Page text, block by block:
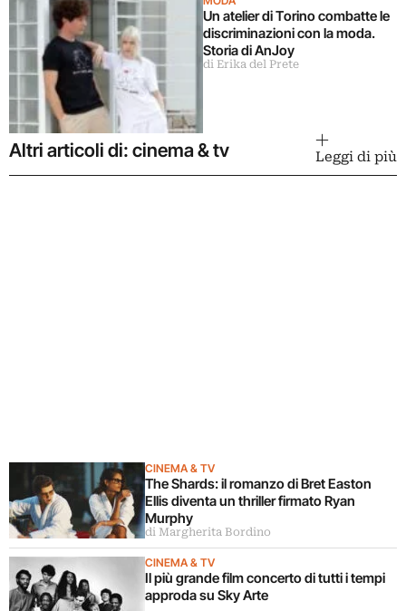
Un atelier di Torino combatte le
discriminazioni con la moda.
Storia di AnJoy
di Erika del Prete
Altri articoli di: cinema & tv Leggi di più
CINEMA & TV
The Shards: il romanzo di Bret Easton
Ellis diventa un thriller firmato Ryan
Murphy
di Margherita Bordino
CINEMA & TV
Il più grande film concerto di tutti i tempi
approda su Sky Arte